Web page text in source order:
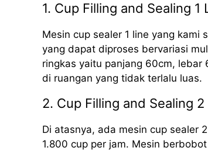
1. Cup Filling and Sealing 1
Mesin cup sealer 1 line yang kami
yang dapat diproses bervariasi
ringkas yaitu panjang 60cm,
di ruangan yang tidak terlalu luas.
2. Cup Filling and Sealing 2
Di atasnya, ada mesin cup sealer
1.800 cup per jam. Mesin